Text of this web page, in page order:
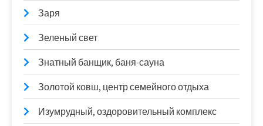
Заря
Зеленый свет
Знатный банщик, баня-сауна
Золотой ковш, центр семейного отдыха
Изумрудный, оздоровительный комплекс